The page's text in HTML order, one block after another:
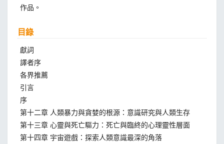
作品。
目錄
獻詞
譯者序
各界推薦
引言
序
第十二章 人類暴力與貪婪的根源：意識研究與人類生存
第十三章 心靈與死亡驅力：死亡與臨終的心理靈性層面
第十四章 宇宙遊戲：探索人類意識最深的角落